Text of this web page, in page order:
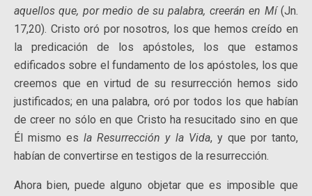
aquellos que, por medio de su palabra, creerán en Mí(Jn.
17,20). Cristo oró por nosotros, los que hemos creído en
la predicación de los apóstoles, los que estamos
edificados sobre el fundamento de los apóstoles, los que
creemos que en virtud de su resurrección hemos sido
justificados; en una palabra, oró por todos los que habían
de creer no sólo en que Cristo ha resucitado sino en que
Él mismo esla Resurrección y la Vida, y que por tanto,
habían de convertirse en testigos de la resurrección.
Ahora bien, puede alguno objetar que es imposible que